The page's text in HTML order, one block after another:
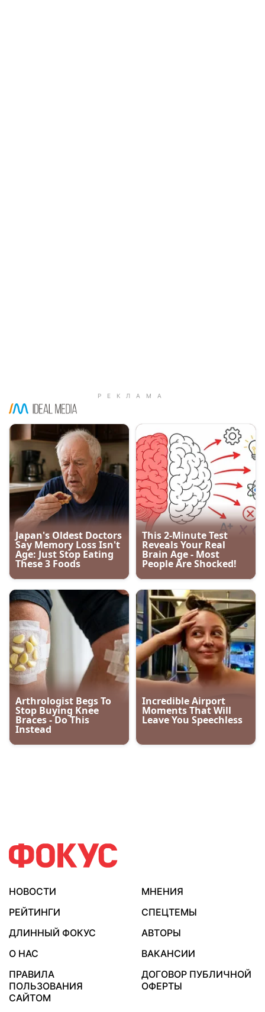
НОВОСТИ
МНЕНИЯ
РЕЙТИНГИ
СПЕЦТЕМЫ
ДЛИННЫЙ ФОКУС
АВТОРЫ
О НАС
ВАКАНСИИ
ПРАВИЛА
ПОЛЬЗОВАНИЯ
САЙТОМ
ДОГОВОР ПУБЛИЧНОЙ
ОФЕРТЫ